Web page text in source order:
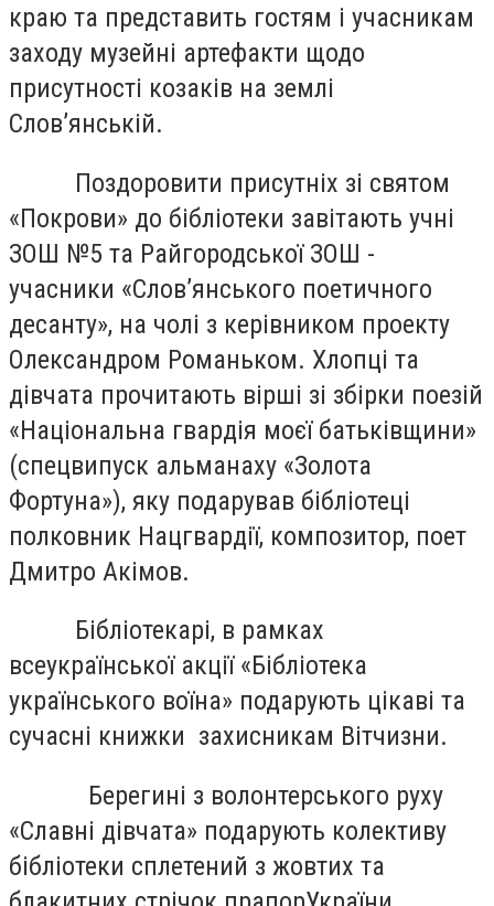
краю та представить гостям і учасникам
заходу музейні артефакти щодо
присутності козаків на землі
Слов’янській.
Поздоровити присутніх зі святом
«Покрови» до бібліотеки завітають учні
ЗОШ №5 та Райгородської ЗОШ -
учасники «Слов’янського поетичного
десанту», на чолі з керівником проекту
Олександром Романьком. Хлопці та
дівчата прочитають вірші зі збірки поезій
«Національна гвардія моєї батьківщини»
(спецвипуск альманаху «Золота
Фортуна»), яку подарував бібліотеці
полковник Нацгвардії, композитор, поет
Дмитро Акімов.
Бібліотекарі, в рамках
всеукраїнської акції «Бібліотека
українського воїна» подарують цікаві та
сучасні книжки захисникам Вітчизни.
Берегині з волонтерського руху
«Славні дівчата» подарують колективу
бібліотеки сплетений з жовтих та